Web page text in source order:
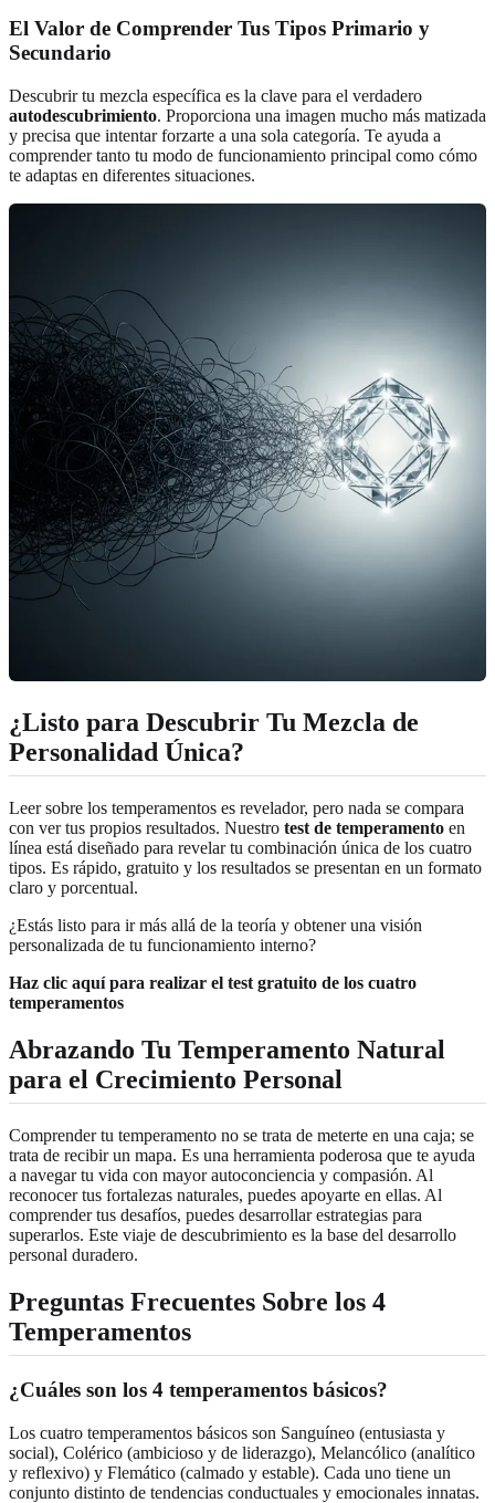
El Valor de Comprender Tus Tipos Primario y
Secundario
Descubrir tu mezcla específica es la clave para el verdadero
autodescubrimiento. Proporciona una imagen mucho más matizada
y precisa que intentar forzarte a una sola categoría. Te ayuda a
comprender tanto tu modo de funcionamiento principal como cómo
te adaptas en diferentes situaciones.
¿Listo para Descubrir Tu Mezcla de
Personalidad Única?
Leer sobre los temperamentos es revelador, pero nada se compara
con ver tus propios resultados. Nuestro test de temperamento en
línea está diseñado para revelar tu combinación única de los cuatro
tipos. Es rápido, gratuito y los resultados se presentan en un formato
claro y porcentual.
¿Estás listo para ir más allá de la teoría y obtener una visión
personalizada de tu funcionamiento interno?
Haz clic aquí para realizar el test gratuito de los cuatro
temperamentos
Abrazando Tu Temperamento Natural
para el Crecimiento Personal
Comprender tu temperamento no se trata de meterte en una caja; se
trata de recibir un mapa. Es una herramienta poderosa que te ayuda
a navegar tu vida con mayor autoconciencia y compasión. Al
reconocer tus fortalezas naturales, puedes apoyarte en ellas. Al
comprender tus desafíos, puedes desarrollar estrategias para
superarlos. Este viaje de descubrimiento es la base del desarrollo
personal duradero.
Preguntas Frecuentes Sobre los 4
Temperamentos
¿Cuáles son los 4 temperamentos básicos?
Los cuatro temperamentos básicos son Sanguíneo (entusiasta y
social), Colérico (ambicioso y de liderazgo), Melancólico (analítico
y reflexivo) y Flemático (calmado y estable). Cada uno tiene un
conjunto distinto de tendencias conductuales y emocionales innatas.